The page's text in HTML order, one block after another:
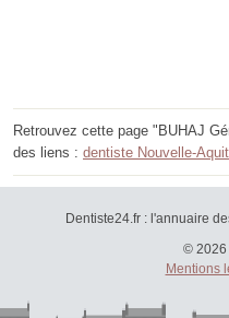
Retrouvez cette page "BUHAJ
des liens : dentiste Nouvelle-
Dentiste24.fr : l'annuaire
© 2026
Mentions